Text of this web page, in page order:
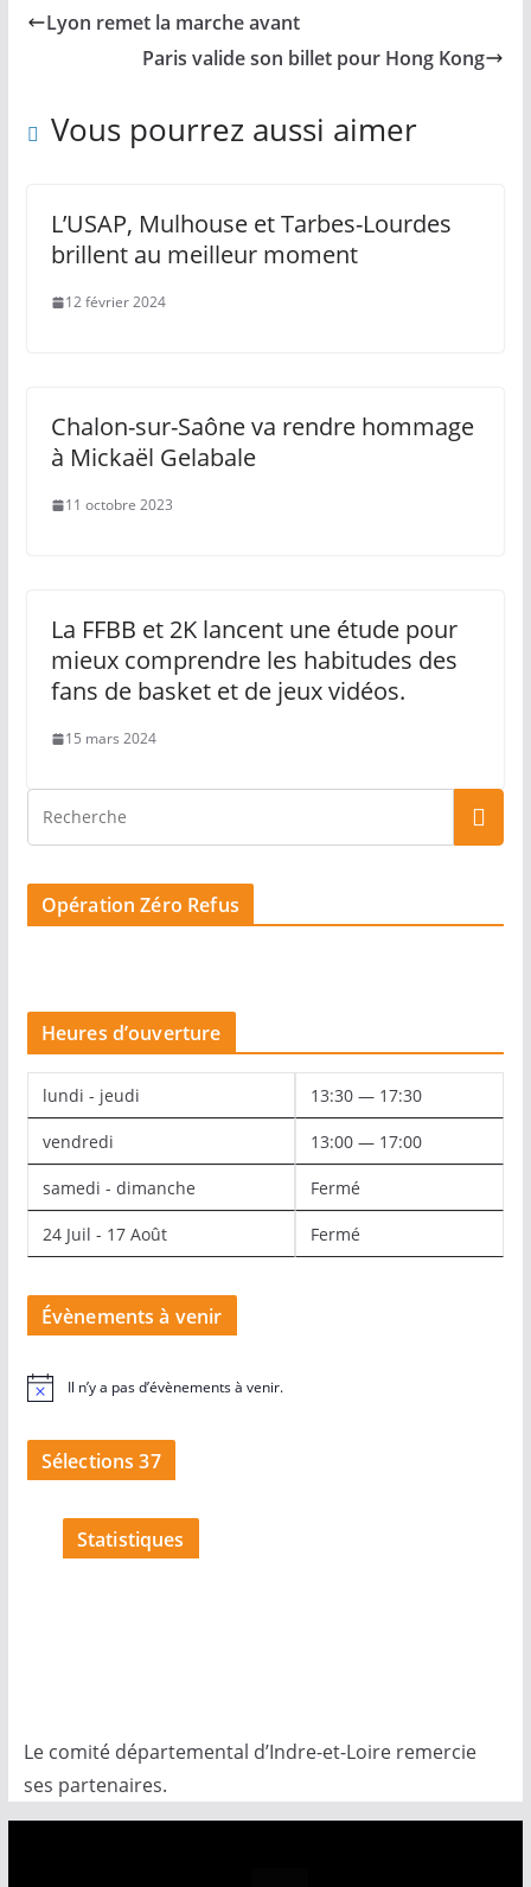
Lyon remet la marche avant
Paris valide son billet pour Hong Kong
Vous pourrez aussi aimer
L’USAP, Mulhouse et Tarbes-Lourdes
brillent au meilleur moment
12 février 2024
Chalon-sur-Saône va rendre hommage
à Mickaël Gelabale
11 octobre 2023
La FFBB et 2K lancent une étude pour
mieux comprendre les habitudes des
fans de basket et de jeux vidéos.
15 mars 2024
Opération Zéro Refus
Heures d’ouverture
lundi - jeudi 13:30 — 17:30
vendredi 13:00 — 17:00
samedi - dimanche Fermé
24 Juil - 17 Août Fermé
Évènements à venir
N
Il n’y a pas d’évènements à venir.
Sélections 37
Statistiques
Le comité départemental d’Indre-et-Loire remercie
ses partenaires.